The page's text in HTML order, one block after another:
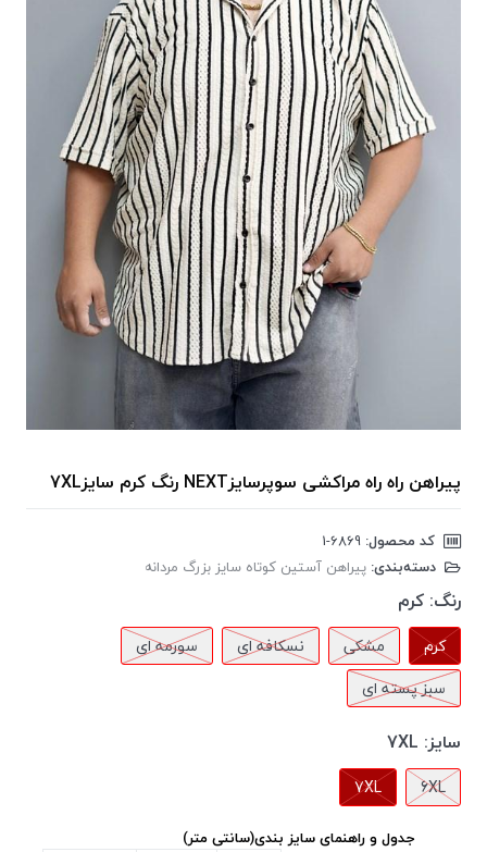
پیراهن راه راه مراکشی سوپرسایزNEXT رنگ کرم سایز7XL
کد محصول:
دسته‌بندی: پیراهن آستین کوتاه سایز بزرگ مردانه
رنگ: کرم
کرم مشکی نسکافه ای
سورمه ای
سبز پسته ای
سایز: 7XL
6XL
7XL
جدول و راهنمای سایز بندی(سانتی متر)